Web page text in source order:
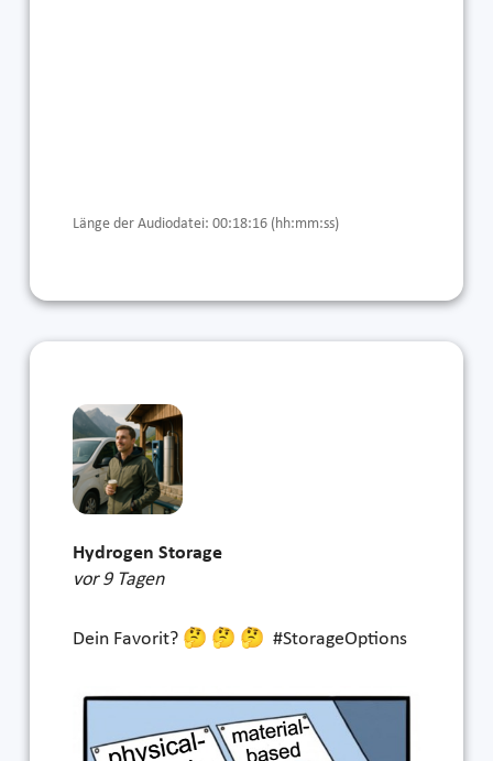
Länge der Audiodatei: 00:18:16 (hh:mm:ss)
Hydrogen Storage
vor 9 Tagen
Dein Favorit? 🤔 🤔 🤔 #StorageOptions